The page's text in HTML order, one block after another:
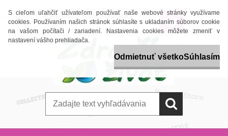
S cieľom uľahčiť užívateľom používať naše webové stránky využívame
cookies. Používaním našich stránok súhlasíte s ukladaním súborov cookie
na vašom počítači / zariadení. Nastavenia cookies môžete zmeniť v
nastavení vášho prehliadača.
Odmietnuť všetkoSúhlasím
Prihlásenie Nová registrácia